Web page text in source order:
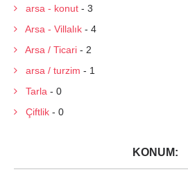
arsa - konut - 3
Arsa - Villalık - 4
Arsa / Ticari - 2
arsa / turzim - 1
Tarla - 0
Çiftlik - 0
KONUM: